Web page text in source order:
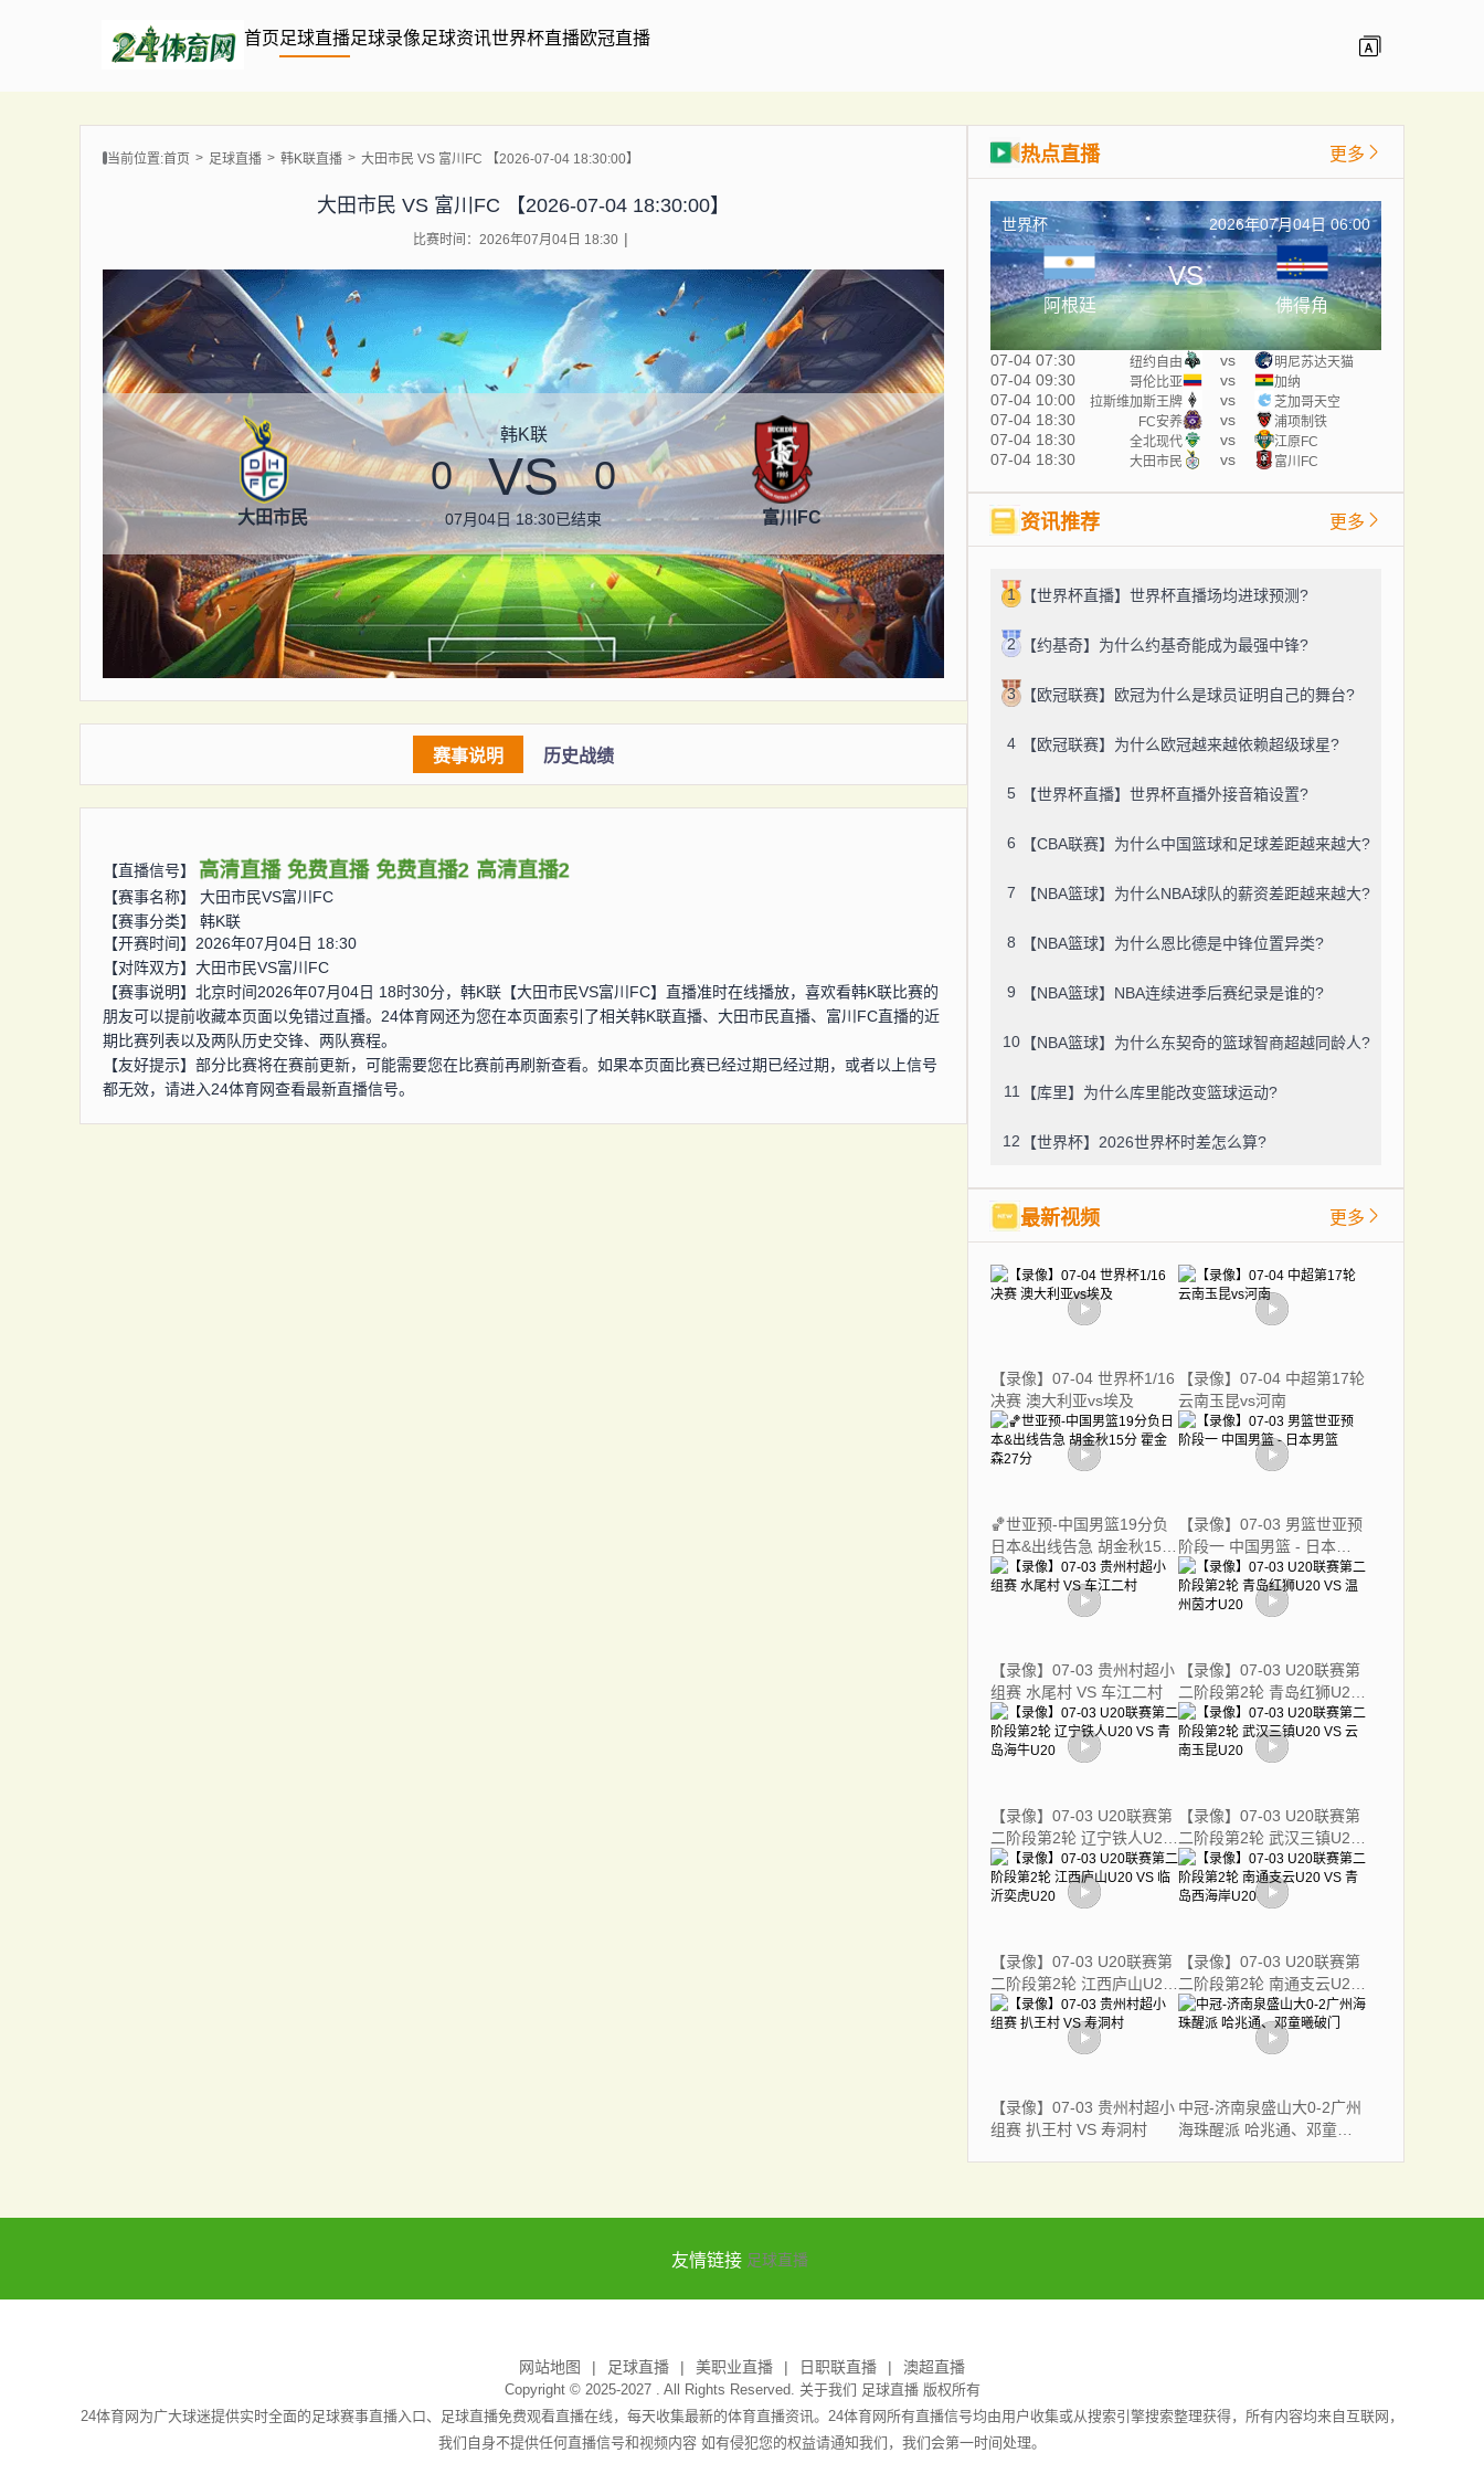
首页足球直播足球录像足球资讯世界杯直播欧冠直播
当前位置:首页 足球直播 韩K联直播 大田市民 VS 富川FC 【2026-07-04 18:30:00】
大田市民 VS 富川FC 【2026-07-04 18:30:00】
比赛时间：2026年07月04日 18:30
大田市民
韩K联
0 VS 0
07月04日 18:30已结束 富川FC
赛事说明 历史战绩
【直播信号】 高清直播 免费直播 免费直播2 高清直播2
【赛事名称】 大田市民VS富川FC
【赛事分类】 韩K联
【开赛时间】2026年07月04日 18:30
【对阵双方】 大田市民VS富川FC
【赛事说明】北京时间2026年07月04日 18时30分，韩K联【大田市民VS富川FC】直播准时在线播放，喜欢看韩K联比赛的
朋友可以提前收藏本页面以免错过直播。24体育网还为您在本页面索引了相关韩K联直播、大田市民直播、富川FC直播的近
期比赛列表以及两队历史交锋、两队赛程。
【友好提示】部分比赛将在赛前更新，可能需要您在比赛前再刷新查看。如果本页面比赛已经过期已经过期，或者以上信号
都无效，请进入24体育网查看最新直播信号。
热点直播 更多
世界杯 2026年07月04日 06:00
阿根廷
VS
佛得角
07-04 07:30 纽约自由 vs 明尼苏达天猫
07-04 09:30 哥伦比亚 vs 加纳
07-04 10:00 拉斯维加斯王牌 vs 芝加哥天空
07-04 18:30 FC安养 vs 浦项制铁
07-04 18:30 全北现代 vs 江原FC
07-04 18:30 大田市民 vs 富川FC
资讯推荐 更多
1 【世界杯直播】世界杯直播场均进球预测?
2 【约基奇】为什么约基奇能成为最强中锋?
3 【欧冠联赛】欧冠为什么是球员证明自己的舞台?
4 【欧冠联赛】为什么欧冠越来越依赖超级球星?
5 【世界杯直播】世界杯直播外接音箱设置?
6 【CBA联赛】为什么中国篮球和足球差距越来越大?
7 【NBA篮球】为什么NBA球队的薪资差距越来越大?
8 【NBA篮球】为什么恩比德是中锋位置异类?
9 【NBA篮球】NBA连续进季后赛纪录是谁的?
10 【NBA篮球】为什么东契奇的篮球智商超越同龄人?
11 【库里】为什么库里能改变篮球运动?
12 【世界杯】2026世界杯时差怎么算?
最新视频 更多
【录像】07-04 世界杯1/16
决赛 澳大利亚vs埃及
【录像】07-04 中超第17轮
云南玉昆vs河南
🏀世亚预-中国男篮19分负
日本&出线告急 胡金秋15分
霍金森27分
【录像】07-03 男篮世亚预
阶段一 中国男篮 - 日本男
篮
【录像】07-03 贵州村超小
组赛 水尾村 VS 车江二村
【录像】07-03 U20联赛第
二阶段第2轮 青岛红狮U20
VS 温州茵才U20
【录像】07-03 U20联赛第
二阶段第2轮 辽宁铁人U20
VS 青岛海牛U20
【录像】07-03 U20联赛第
二阶段第2轮 武汉三镇U20
VS 云南玉昆U20
【录像】07-03 U20联赛第
二阶段第2轮 江西庐山U20
VS 临沂奕虎U20
【录像】07-03 U20联赛第
二阶段第2轮 南通支云U20
VS 青岛西海岸U20
【录像】07-03 贵州村超小
组赛 扒王村 VS 寿洞村
中冠-济南泉盛山大0-2广州
海珠醒派 哈兆通、邓童曦
友情链接 足球直播
网站地图 足球直播 美职业直播 日职联直播 澳超直播
Copyright © 2025-2027 . All Rights Reserved. 关于我们 足球直播版权所有
24体育网为广大球迷提供实时全面的足球赛事直播入口、足球直播免费观看直播在线，每天收集最新的体育直播资讯。24体育网所有直播信号均由用户收集或从搜索引擎搜索整理获得，所有内容均来自互联网，
我们自身不提供任何直播信号和视频内容 如有侵犯您的权益请通知我们，我们会第一时间处理。